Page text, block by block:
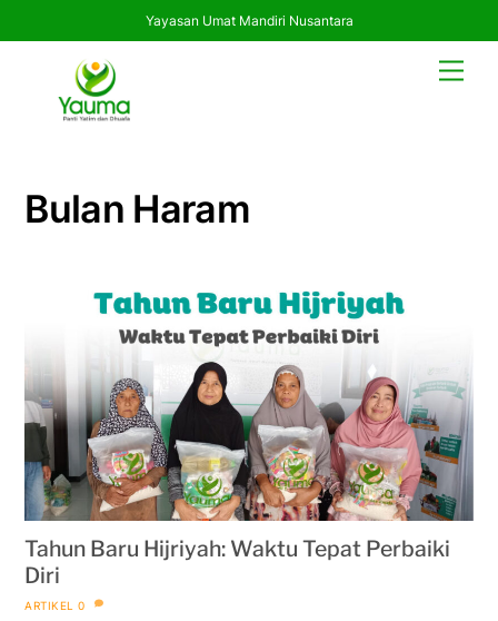
Yayasan Umat Mandiri Nusantara
Bulan Haram
Tahun Baru Hijriyah: Waktu Tepat Perbaiki
Diri
ARTIKEL 0